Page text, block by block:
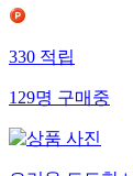
330적립
129명구매중